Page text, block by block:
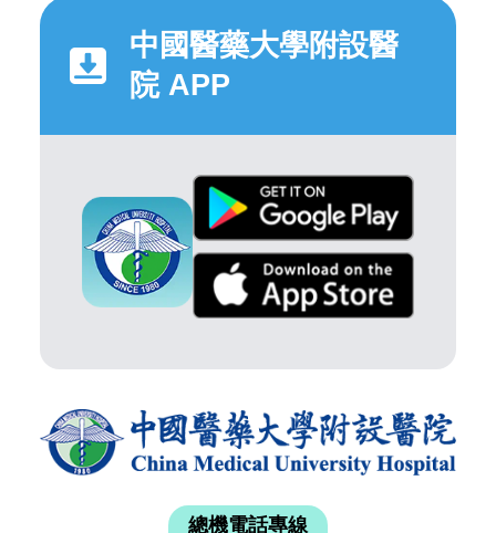
中國醫藥大學附設醫
院 APP
總機電話專線